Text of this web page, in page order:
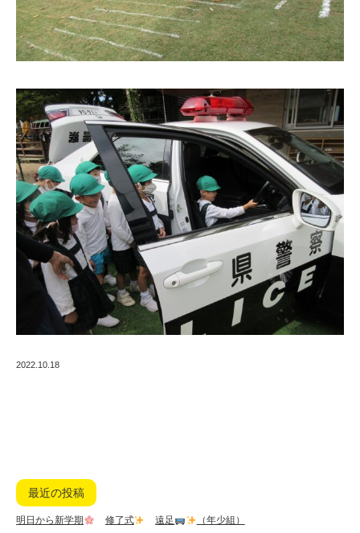
2022.10.18
最近の投稿
明日から新学期 修了式 遠足
（年少組）